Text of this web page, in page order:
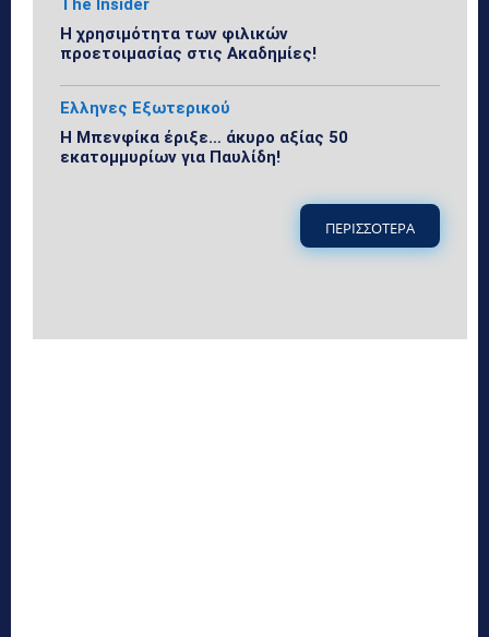
The Insider
Η χρησιμότητα των φιλικών
προετοιμασίας στις Ακαδημίες!
Ελληνες Εξωτερικού
Η Μπενφίκα έριξε… άκυρο αξίας 50
εκατομμυρίων για Παυλίδη!
ΠΕΡΙΣΣΟΤΕΡΑ